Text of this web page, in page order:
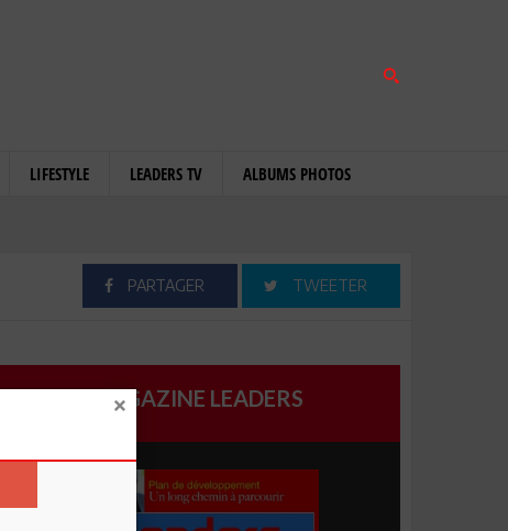
LIFESTYLE LEADERS TV ALBUMS PHOTOS
PARTAGER TWEETER
MAGAZINE LEADERS